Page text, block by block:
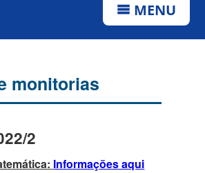
MENU
monitorias
2
Informações aqui